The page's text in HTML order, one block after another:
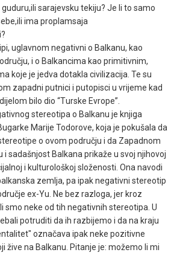
sarajevsku tekiju? Je li to samo
ima proplamsaja
uglavnom negativni o Balkanu, kao
i o Balkancima kao primitivnim,
koje je jedva dotakla civilizacija. Te su
zapadni putnici i putopisci u vrijeme kad
bilo dio “Тurske Evrope”.
stereotipa o Balkanu je knjiga
Marije Todorove, koja je pokušala da
o ovom području i da Zapadnom
sadašnjost Balkana prikaže u svoj njihovoj
i kulturološkoj složenosti. Ona navodi
zemlja, pa ipak negativni stereotip
ex-Yu. Ne bez razloga, jer kroz
smo neke od tih negativnih stereotipa. U
potruditi da ih razbijemo i da na kraju
označava ipak neke pozitivne
žive na Balkanu. Pitanje je: možemo li mi